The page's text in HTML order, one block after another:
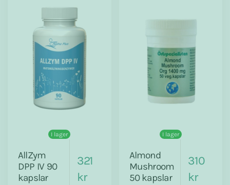
I lager
AllZym
DPP IV 90
kapslar
321
kr
I lager
Almond
Mushroom
50 kapslar
310
kr